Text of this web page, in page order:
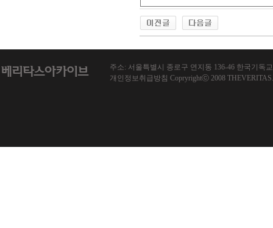
주소: 서울특별시 종로구 연지동 136-46 한국기독교
개인정보취급방침 Copryrightⓒ 2008